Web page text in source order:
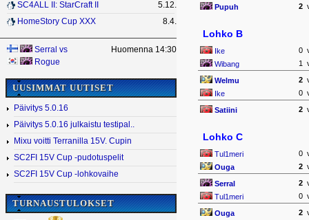
SC4ALL II: StarCraft II
5.12.
HomeStory Cup XXX
8.4.
Serral vs
Rogue
Huomenna 14:30
UUSIMMAT UUTISET
Päivitys 5.0.16
Päivitys 5.0.16 julkaistu testipal..
Mixu voitti Terranilla 15V. Cupin
SC2FI 15V Cup -pudotuspelit
SC2FI 15V Cup -lohkovaihe
TURNAUSTULOKSET
Pupuh 2
Lohko B
Ike 0
Wibang
1
Welmu 2
Ike
0
Satiini 2
Lohko C
Tul1meri 0
Ouga
2
Serral 2
Tul1meri
0
Ouga 2